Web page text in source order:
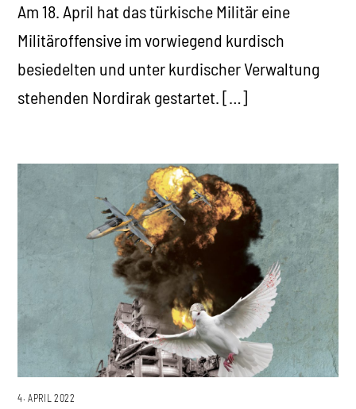
Am 18. April hat das türkische Militär eine
Militäroffensive im vorwiegend kurdisch
besiedelten und unter kurdischer Verwaltung
stehenden Nordirak gestartet. […]
4. APRIL 2022